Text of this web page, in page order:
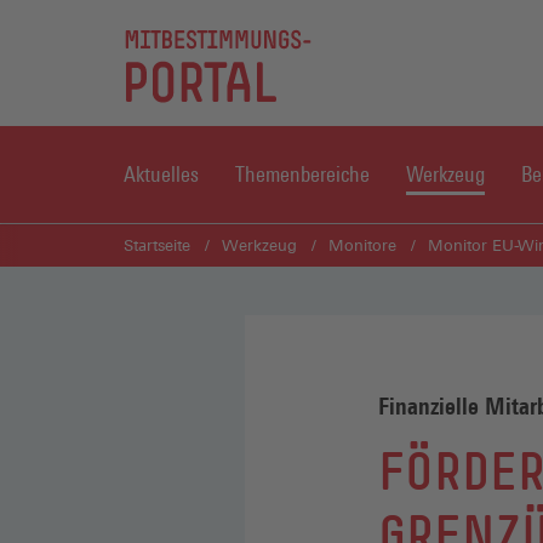
Aktuelles Themenbereiche Werkzeug
Startseite Werkzeug Monitore Monitor EU-
Finanzielle